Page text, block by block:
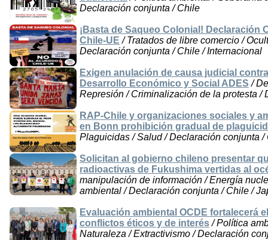
Declaración conjunta / Chile
¡Basta de Saqueo Colonial! Declaración
Chile-UE / Tratados de libre comercio /
Declaración conjunta / Chile / Internacional
Exigen anulación de causa judicial
Desarrollo Económico y Social ADES /
Represión / Criminalización de la protesta /
RAP-Chile y organizaciones sociales y
en Bonn prohibición gradual de
Plaguicidas / Salud / Declaración conjunta /
Solicitan al gobierno chileno presentar
radioactivas de Fukushima vertidas al
manipulación de información / Energía
ambiental / Declaración conjunta / Chile /
Evaluación ambiental OCDE fortalecerá
conflictos éticos y de interés/ Política
Naturaleza / Extractivismo / Declaración